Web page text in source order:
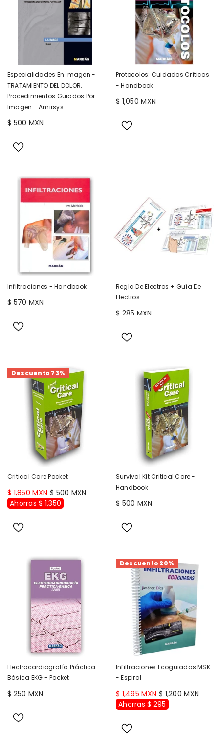
Especialidades En Imagen -
TRATAMIENTO DEL DOLOR.
Procedimientos Guiados Por
Imagen - Amirsys
$ 500 MXN
Protocolos: Cuidados Críticos
- Handbook
$ 1,050 MXN
Infiltraciones - Handbook
$ 570 MXN
Regla De Electros + Guía De
Electros.
$ 285 MXN
Descuento 73%
Critical Care Pocket
$ 1,850 MXN $ 500 MXN
Ahorras $ 1,350
Survival Kit Critical Care -
Handbook
$ 500 MXN
Electrocardiografía Práctica
Básica EKG - Pocket
$ 250 MXN
Descuento 20%
Infiltraciones Ecoguiadas MSK
- Espiral
$ 1,495 MXN $ 1,200 MXN
Ahorras $ 295